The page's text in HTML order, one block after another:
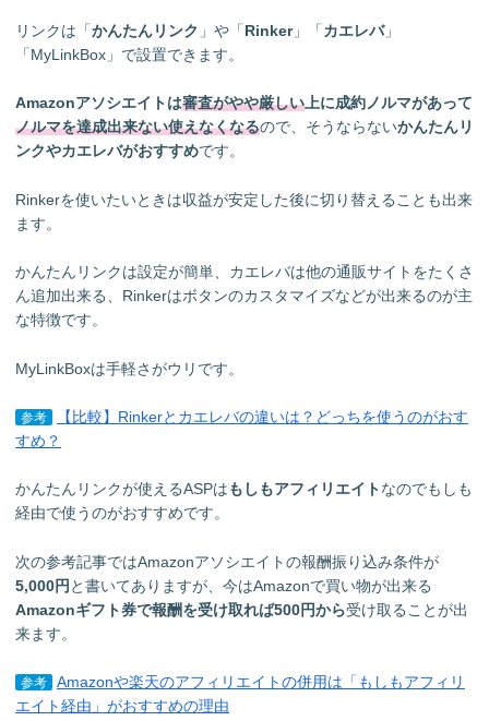
リンクは「かんたんリンク 」や「Rinker」「カエレバ」
「MyLinkBox」で設置できます。
Amazonアソシエイトは審査がやや厳しい上に成約ノルマがあって
ノルマを達成出来ない使えなくなるので、そうならないかんたんリ
ンクやカエレバがおすすめです。
Rinkerを使いたいときは収益が安定した後に切り替えることも出来
ます。
かんたんリンクは設定が簡単、カエレバは他の通販サイトをたくさ
ん追加出来る、Rinkerはボタンのカスタマイズなどが出来るのが主
な特徴です。
MyLinkBoxは手軽さがウリです。
参考
【比較】Rinkerとカエレバの違いは？どっちを使うのがおす
すめ？
かんたんリンクが使えるASPはもしもアフィリエイトなのでもしも
経由で使うのがおすすめです。
次の参考記事ではAmazonアソシエイトの報酬振り込み条件が
5,000円 と書いてありますが、今はAmazonで買い物が出来る
Amazonギフト券で報酬を受け取れば500円から受け取ることが出
来ます。
参考
Amazonや楽天のアフィリエイトの併用は「もしもアフィリ
エイト経由」がおすすめの理由